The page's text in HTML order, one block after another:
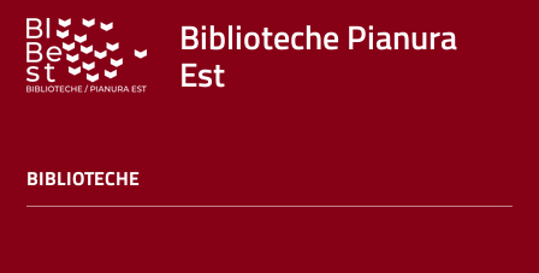
Trova
libri
e
film
Calendario
Biblioteche Pianura
Est
BIBLIOTECHE